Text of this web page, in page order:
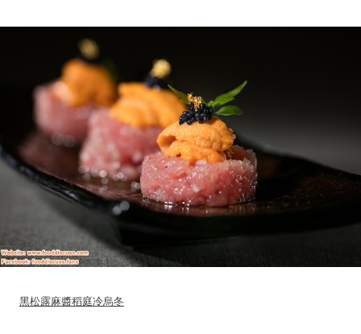
黑松露麻醬稻庭冷烏冬